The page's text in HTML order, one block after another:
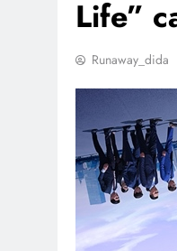
Life”
Runaway_dida